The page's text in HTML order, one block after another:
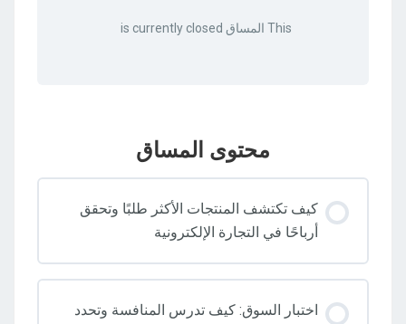
This المساق is currently closed
محتوى المساق
كيف تكتشف المنتجات الأكثر طلبًا وتحقق
أرباحًا في التجارة الإلكترونية
اختبار السوق: كيف تدرس المنافسة وتحدد